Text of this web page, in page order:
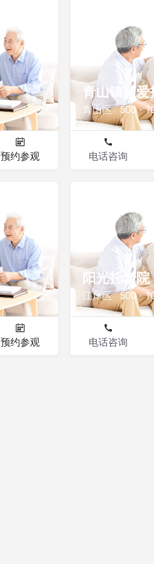
预约参观
青山镇慈爱
青山区 500 -
电话咨询
预约参观
阳光托老院
江岸区 500 -
电话咨询